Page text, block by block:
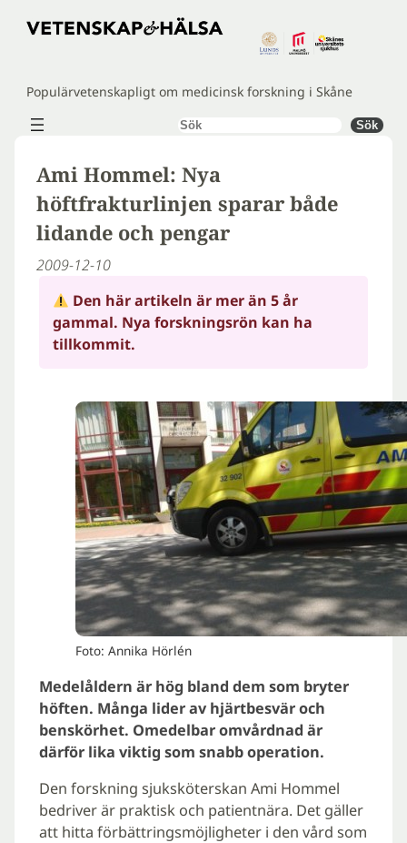
Hoppa
Populärvetenskapligt om medicinsk forskning i Skåne
Sök Sök
Ami Hommel: Nya
höftfrakturlinjen sparar både
lidande och pengar
2009-12-10
Den här artikeln är mer än 5 år
gammal. Nya forskningsrön kan ha
tillkommit.
Foto: Annika Hörlén
Medelåldern är hög bland dem som bryter
höften. Många lider av hjärtbesvär och
benskörhet. Omedelbar omvårdnad är
därför lika viktig som snabb operation.
Den forskning sjuksköterskan Ami Hommel
bedriver är praktisk och patientnära. Det gäller
att hitta förbättringsmöjligheter i den vård som